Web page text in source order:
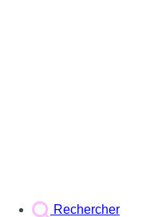
Rechercher